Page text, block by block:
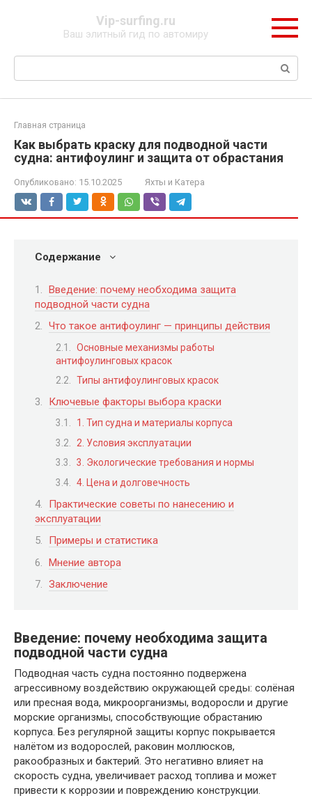
Vip-surfing.ru
Ваш элитный гид по автомиру
Поиск:
Главная страница
Как выбрать краску для подводной части
судна: антифоулинг и защита от обрастания
Опубликовано: 15.10.2025 Яхты и Катера
Содержание
Введение: почему необходима защита
подводной части судна
Что такое антифоулинг — принципы действия
Основные механизмы работы
антифоулинговых красок
Типы антифоулинговых красок
Ключевые факторы выбора краски
1. Тип судна и материалы корпуса
2. Условия эксплуатации
3. Экологические требования и нормы
4. Цена и долговечность
Практические советы по нанесению и
эксплуатации
Примеры и статистика
Мнение автора
Заключение
Введение: почему необходима защита
подводной части судна
Подводная часть судна постоянно подвержена
агрессивному воздействию окружающей среды: солёная
или пресная вода, микроорганизмы, водоросли и другие
морские организмы, способствующие обрастанию
корпуса. Без регулярной защиты корпус покрывается
налётом из водорослей, раковин моллюсков,
ракообразных и бактерий. Это негативно влияет на
скорость судна, увеличивает расход топлива и может
привести к коррозии и повреждению конструкции.